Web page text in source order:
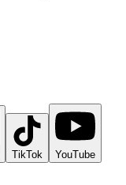
TikTok YouTube